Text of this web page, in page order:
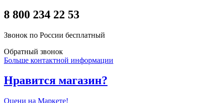
8 800 234 22 53
Звонок по России бесплатный
Обратный звонок
Больше контактной информации
Нравится магазин?
Оцени на Маркете!